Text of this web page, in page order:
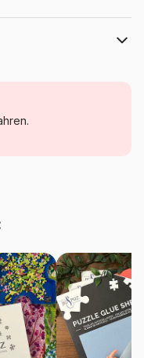
Wald, Blumen und
Puzzle-F-50271